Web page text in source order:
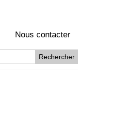
Nous contacter